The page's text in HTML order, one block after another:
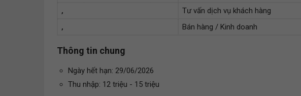
,
Tư vấn dịch vụ khách hàng
,
Bán hàng / Kinh doanh
Thông tin chung
Ngày hết hạn: 29/06/2026
Thu nhập: 12 triệu - 15 triệu